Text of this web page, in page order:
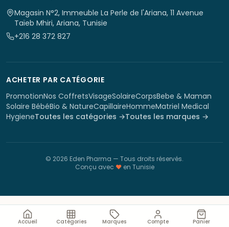
Magasin N°2, Immeuble La Perle de l'Ariana, 11 Avenue
Taïeb Mhiri, Ariana, Tunisie
+216 28 372 827
ACHETER PAR CATÉGORIE
PromotionNos CoffretsVisageSolaireCorpsBebe & Maman
Solaire BébéBio & NatureCapillaireHommeMatriel Medical
HygieneToutes les catégories →Toutes les marques →
© 2026 Eden Pharma — Tous droits réservés.
Conçu avec ♥en Tunisie
Accueil Catégories Marques Compte Panier